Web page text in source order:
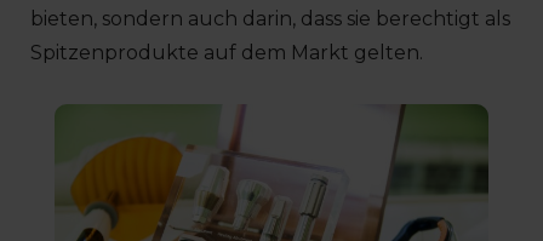
bieten, sondern auch darin, dass sie berechtigt als
Spitzenprodukte auf dem Markt gelten.